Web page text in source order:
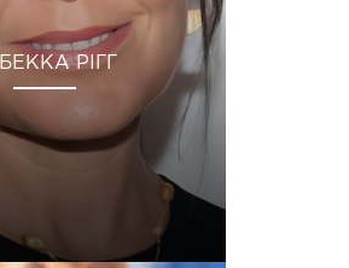
РІГГ